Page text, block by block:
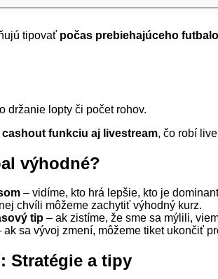
tipovať počas prebiehajúceho
držanie lopty či počet rohov.
cashout funkciu aj livestream, čo robí
výhodné?
– vidíme, kto hrá lepšie, kto je
chvíli môžeme zachytiť výhodný kurz.
tip – ak zistíme, že sme sa mýlili,
ak sa vývoj zmení, môžeme tiket ukončiť
Stratégie a tipy